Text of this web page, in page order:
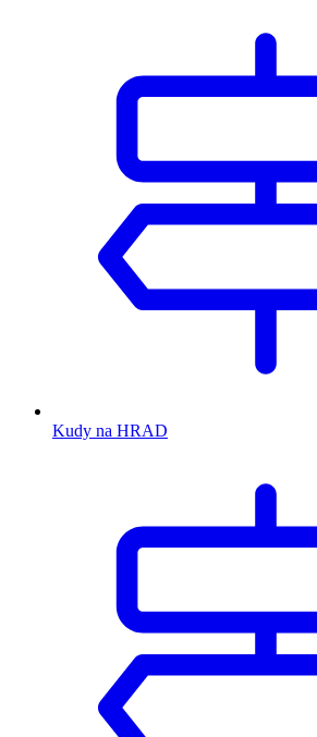
Kudy na HRAD